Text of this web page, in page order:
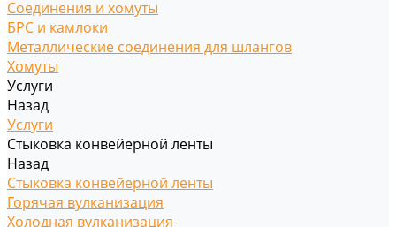
Соединения и хомуты
БРС и камлоки
Металлические соединения для шлангов
Хомуты
Услуги
Назад
Услуги
Стыковка конвейерной ленты
Назад
Стыковка конвейерной ленты
Горячая вулканизация
Холодная вулканизация